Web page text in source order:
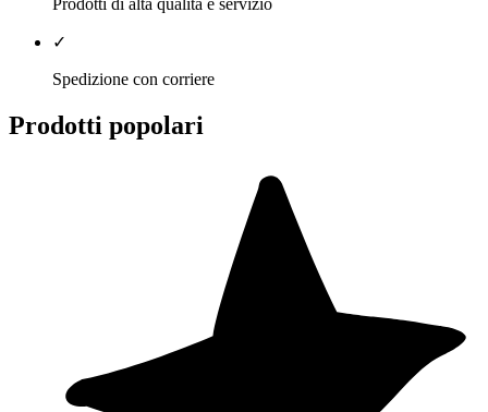
✓
Spedizione con corriere
Prodotti popolari